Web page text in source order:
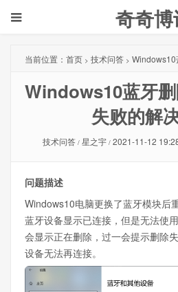
奇奇
当前位置： 首页 > 技术问答 > Windows10
决办法
Windows10蓝牙
失败的解
技术问答 / 星之宇 / 2021-11-12
问题描述
Windows10电脑更换了蓝牙模块后
蓝牙设备显示已连接，但是无法使
会显示正在删除，过一会提示删除
设备无法再连接。